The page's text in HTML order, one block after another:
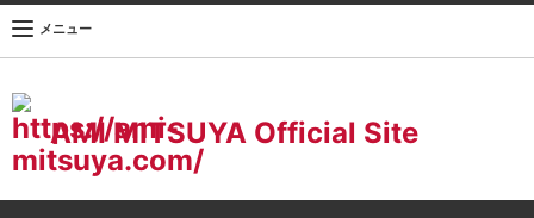
AMI MITSUYA Official Site
メニュー